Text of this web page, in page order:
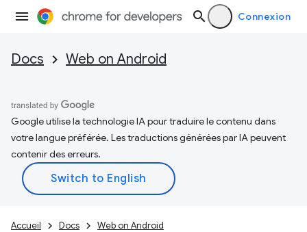
Connexion
Docs Web on Android
Google utilise la technologie IA pour traduire le contenu dans
votre langue préférée. Les traductions générées par IA peuvent
contenir des erreurs.
Accueil Docs
Web on Android